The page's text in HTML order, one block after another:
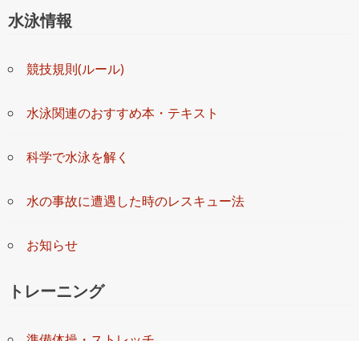
水泳情報
競技規則(ルール)
水泳関連のおすすめ本・テキスト
科学で水泳を解く
水の事故に遭遇した時のレスキュー法
お知らせ
トレーニング